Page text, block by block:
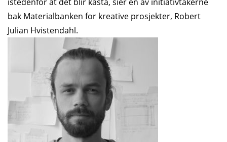
bak Materialbanken for kreative prosjekter, Robert
Julian Hvistendahl.